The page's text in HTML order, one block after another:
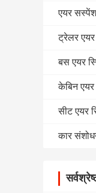
एयर
ट्रेलर एयर
बस एयर
केबिन एयर
सीट एयर
कार